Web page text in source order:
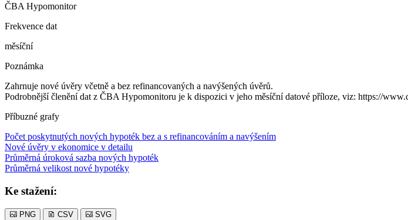
ČBA Hypomonitor
Frekvence dat
měsíční
Poznámka
Zahrnuje nové úvěry včetně a bez refinancovaných a navýšených úvěrů.
Podrobnější členění dat z ČBA Hypomonitoru je k dispozici v jeho měsíční datové příloze, viz: https://
Příbuzné grafy
Počet poskytnutých nových hypoték bez a s refinancováním a navýšením
Nové úvěry v ekonomice v detailu
Průměrná úroková sazba nových hypoték
Průměrná velikost nové hypotéky
Ke stažení:
PNG CSV SVG